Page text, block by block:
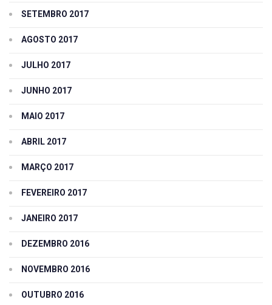
SETEMBRO 2017
AGOSTO 2017
JULHO 2017
JUNHO 2017
MAIO 2017
ABRIL 2017
MARÇO 2017
FEVEREIRO 2017
JANEIRO 2017
DEZEMBRO 2016
NOVEMBRO 2016
OUTUBRO 2016